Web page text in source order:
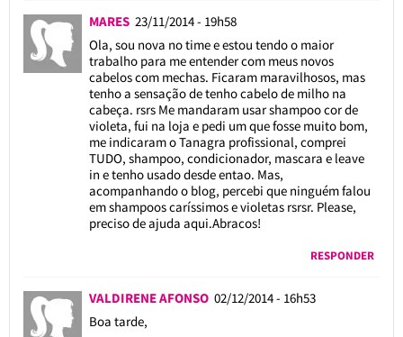
MARES 23/11/2014 - 19h58
Ola, sou nova no time e estou tendo o maior
trabalho para me entender com meus novos
cabelos com mechas. Ficaram maravilhosos, mas
tenho a sensação de tenho cabelo de milho na
cabeça. rsrs Me mandaram usar shampoo cor de
violeta, fui na loja e pedi um que fosse muito bom,
me indicaram o Tanagra profissional, comprei
TUDO, shampoo, condicionador, mascara e leave
in e tenho usado desde entao. Mas,
acompanhando o blog, percebi que ninguém falou
em shampoos caríssimos e violetas rsrsr. Please,
preciso de ajuda aqui.Abracos!
RESPONDER
VALDIRENE AFONSO 02/12/2014 - 16h53
Boa tarde,